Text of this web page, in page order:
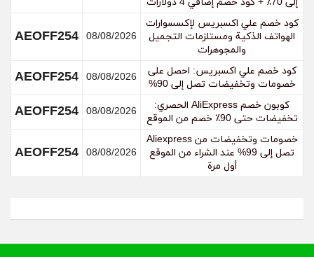
إلى 70٪ + كود خصم إضافي 4 دولارات
كود خصم علي اكسبريس لإكسسوارات
الهواتف الذكية ومستلزمات التجميل
والمجوهرات
08/08/2026
AEOFF254
كود خصم علي اكسبريس: احصل على
خصومات وتخفيضات تصل إلى 90%
08/08/2026
AEOFF254
كوبون خصم AliExpress الحصري:
تخفيضات حتى 90٪ خصم من الموقع
08/08/2026
AEOFF254
خصومات وتخفيضات من Aliexpress
تصل إلى 99% عند الشراء من الموقع
أول مرة
08/08/2026
AEOFF254